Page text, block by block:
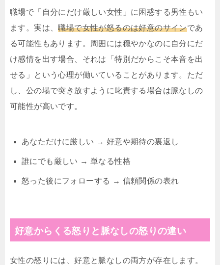
職場で「自分にだけ厳しい女性」に困惑する男性もい
ます。実は、職場で女性が怒るのは好意のサインであ
る可能性もあります。周囲には穏やかなのに自分にだ
け感情を出す場合、それは「特別だからこそ本音を出
せる」という心理が働いていることがあります。ただ
し、公の場で突き放すように叱責する場合は脈なしの
可能性が高いです。
あなただけに厳しい → 好意や期待の裏返し
誰にでも厳しい → 単なる性格
怒った後にフォローする → 信頼関係の表れ
好意からくる怒りと脈なしの怒りの違い
女性の怒りには、好意と脈なしの両方が存在します。